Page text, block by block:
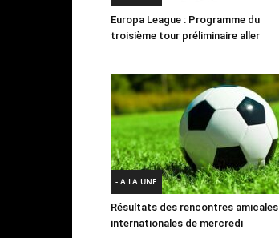
Europa League : Programme du
troisième tour préliminaire aller
- A LA UNE
Résultats des rencontres amicales
internationales de mercredi